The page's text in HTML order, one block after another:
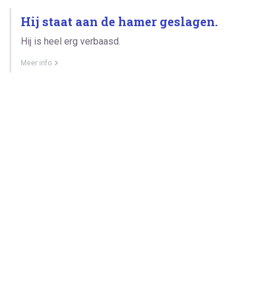
Hij staat aan de hamer geslagen.
Hij is heel erg verbaasd.
Meer info